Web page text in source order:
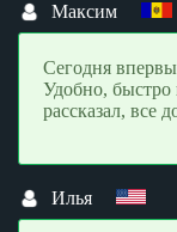
Максим
Сегодня
Удобно, быстро
рассказал, все
Илья